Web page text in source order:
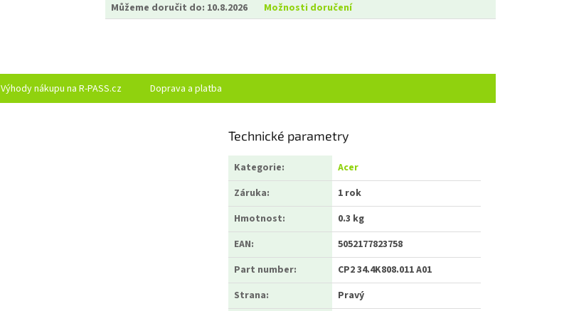
Můžeme doručit do: 10.8.2026 Možnosti doručení
Výhody nákupu na R-PASS.cz Doprava a platba
Technické parametry
Kategorie:
Acer
Záruka:
1 rok
Hmotnost:
0.3 kg
EAN:
5052177823758
Part number:
CP2 34.4K808.011 A01
Strana:
Pravý